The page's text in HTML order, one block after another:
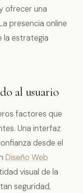
ofrecer una
presencia online
la estrategia
al usuario
factores que
Una interfaz
desde el
Diseño Web
visual de la
seguridad,